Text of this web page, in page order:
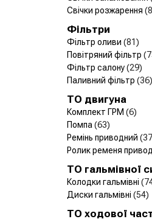
Свічки розжарення
Фільтри
Фільтр оливи (81)
Повітряний фільтр
Фільтр салону(29)
Паливний фільтр (36)
ТО двигуна
Комплект ГРМ (6)
Помпа (63)
Ремінь приводний
Ролик ременя
ТО гальмівної
Колодки гальмівні
Диски гальмівні (54)
ТО ходової